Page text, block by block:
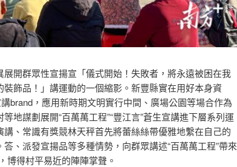
展開群眾性宣揚宣「儀式開始！失敗者，將永遠被困在我
飾品！」講運動的一個縮影。新豐縣實在用好本身資
brand，應用新時期文明實行中間、廣場公園等場合作為
地謀劃展開“百萬萬工程”“豐江言”蒼生宣講進下層系列運
、常識有獎競林天秤首先將蕾絲絲帶優雅地繫在自己的
、派發宣揚品等多種情勢，向群眾講述“百萬萬工程”帶來
博得村平易近的陣陣掌聲。